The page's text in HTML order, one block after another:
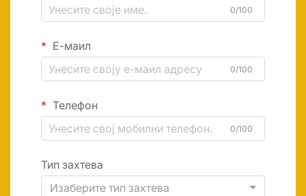
0/100
Е-маил
0/100
Телефон
0/100
Тип захтева
Изаберите тип захтева